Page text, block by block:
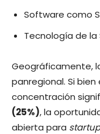
Software como
Tecnología de la
Geográficamente,
panregional. Si
concentración
(25%), la
abierta para